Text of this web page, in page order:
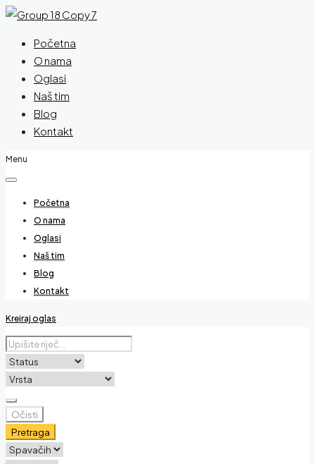
Početna
O nama
Oglasi
Naš tim
Blog
Kontakt
Menu
Početna
O nama
Oglasi
Naš tim
Blog
Kontakt
Kreiraj oglas
Očisti
Pretraga